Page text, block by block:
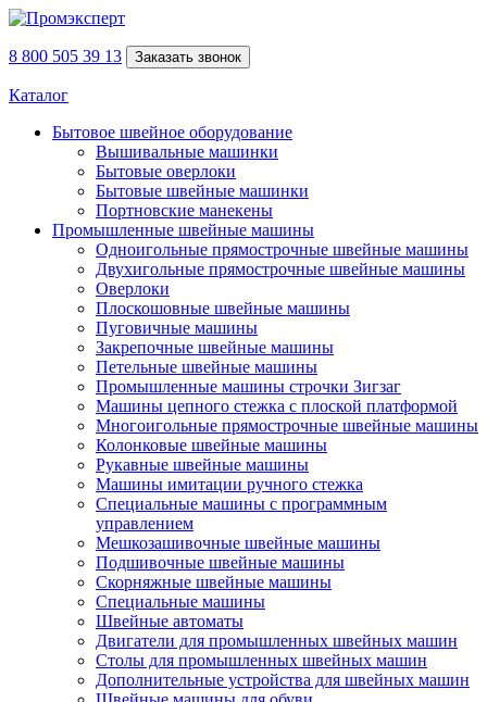
8 800 505 39 13 Заказать звонок
Каталог
Бытовое швейное оборудование
Вышивальные машинки
Бытовые оверлоки
Бытовые швейные машинки
Портновские манекены
Промышленные швейные машины
Одноигольные прямострочные швейные машины
Двухигольные прямострочные швейные машины
Оверлоки
Плоскошовные швейные машины
Пуговичные машины
Закрепочные швейные машины
Петельные швейные машины
Промышленные машины строчки Зигзаг
Машины цепного стежка с плоской платформой
Многоигольные прямострочные швейные машины
Колонковые швейные машины
Рукавные швейные машины
Машины имитации ручного стежка
Специальные машины с программным
управлением
Мешкозашивочные швейные машины
Подшивочные швейные машины
Скорняжные швейные машины
Специальные машины
Швейные автоматы
Двигатели для промышленных швейных машин
Столы для промышленных швейных машин
Дополнительные устройства для швейных машин